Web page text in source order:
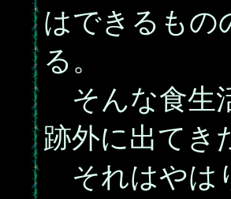
はできるもの
る。
そんな食生
跡外に出て
それはやは